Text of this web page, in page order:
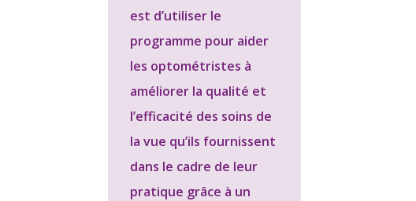
est d’utiliser le
programme pour aider
les optométristes à
améliorer la qualité et
l’efficacité des soins de
la vue qu’ils fournissent
dans le cadre de leur
pratique grâce à un